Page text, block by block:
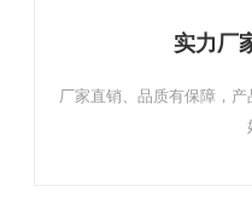
实力厂
厂家直销、品质有保障，